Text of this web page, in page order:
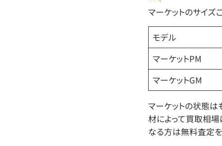
マーケットのサイズ
モデル
マーケットPM
マーケットGM
マーケットの状態は
材によって買取相
なる方は無料査定を